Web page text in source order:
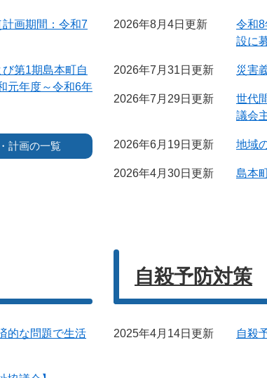
画期間：令和7
第1期島本町自
元年度～令和6年
計画の一覧
2026年8月4日更新
令和
設に
2026年7月31日更新 災害
2026年7月29日更新
世代
議会
2026年6月19日更新 地域
2026年4月30日更新 島本
的な問題で生活
自殺予防対策
2025年4月14日更新 自殺